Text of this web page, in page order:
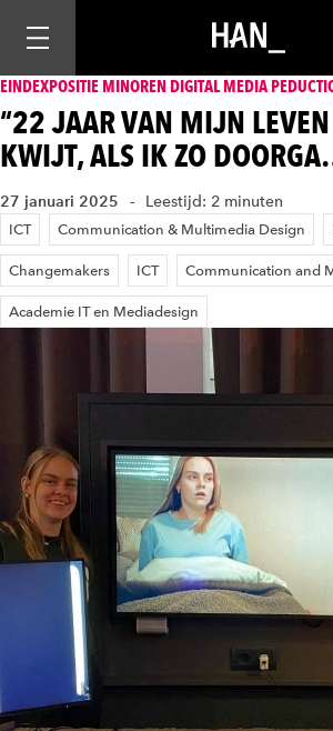
Mobiele navigatie openen
EINDEXPOSITIE MINOREN DIGITAL MEDIA
“22 JAAR VAN MIJN
KWIJT, ALS IK ZO
27 januari 2025 Leestijd: 2 minuten
ICT Communication & Multimedia Design
Changemakers ICT Communication and
Academie IT en Mediadesign